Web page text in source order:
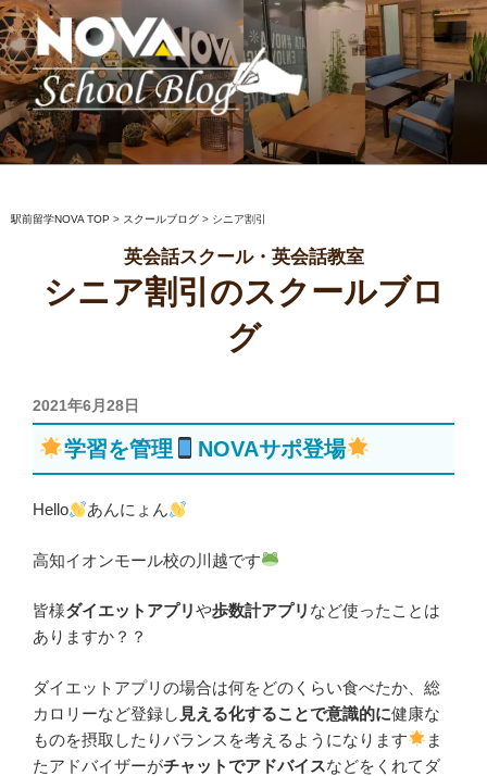
コ
ン
テ
ン
ツ
へ
ス
ッ
駅前留学NOVA【公式】スクールブロ
英会話スクール・英会話教室
駅前留学NOVA TOP > スクールブログ > シニア割引
英会話スクール・英会話教室
シニア割引のスクールブロ
グ
投
稿
日:
2021年6月28日
学習を管理 NOVAサポ登場
Hello あんにょん
高知イオンモール校の川越です
皆様ダイエットアプリや歩数計アプリ など使ったことは
ありますか？？
ダイエットアプリの場合は何をどのくらい食べたか、総
カロリーなど登録し 見える化することで意識的に健康な
ものを摂取したりバランスを考えるようになります
ま
たアドバイザーがチャットでアドバイスなどをくれてダ